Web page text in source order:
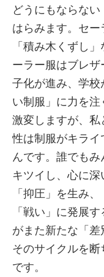
どうにもならな
はらみます。セ
「積み木くずし
ーラー服はブレ
子化が進み、学
い制服」に力を
激変しますが、
性は制服がキラ
んです。誰でも
キツイし、心に
「抑圧」を生み
「戦い」に発展
がまた新たな「
そのサイクルを
です。